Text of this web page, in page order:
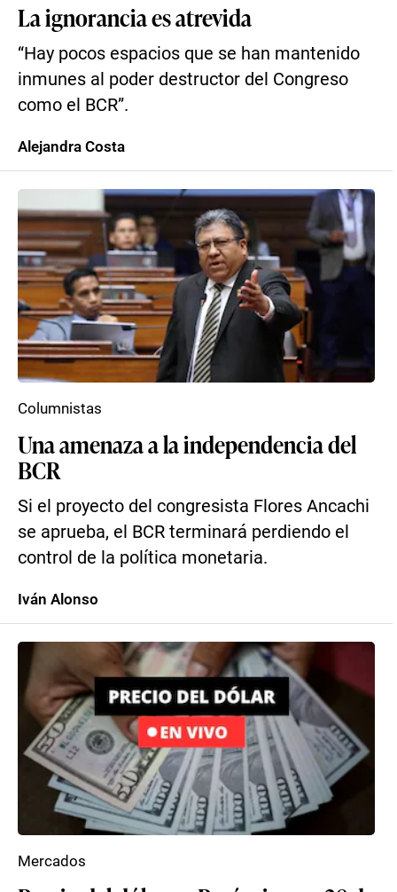
La ignorancia es atrevida
“Hay pocos espacios que se han mantenido
inmunes al poder destructor del Congreso
como el BCR”.
Alejandra Costa
Una amenaza a la independencia del
BCR
Si el proyecto del congresista Flores Ancachi
se aprueba, el BCR terminará perdiendo el
control de la política monetaria.
Columnistas
Iván Alonso
Mercados